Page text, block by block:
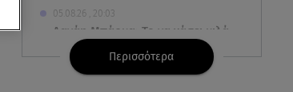
05.08.26 , 20:03
Δανάη Μπάρκα: Το να χάσει κιλά
είναι στο χέρι της; Το
τρολάρισμά της!
Περισσότερα